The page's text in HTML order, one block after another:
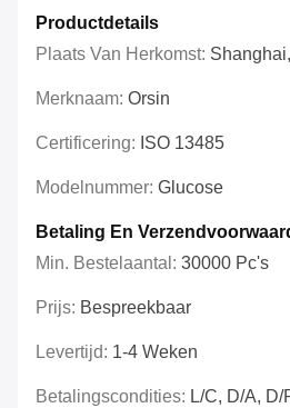
Productdetails
Plaats Van Herkomst:
Merknaam: Orsin
Certificering: ISO 13485
Modelnummer: Glucose
Betaling En
Min. Bestelaantal: 30000 Pc's
Prijs: Bespreekbaar
Levertijd: 1-4 Weken
Betalingscondities: L/C, D/A, D/